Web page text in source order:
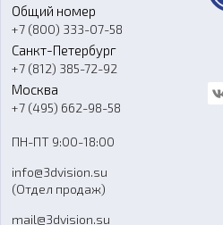
Программное обеспечение
Ремонт и услуги
О компании
Контакты
Гос. закупки
Стать дилером
Блог
FAQ
Общий номер
+7 (800) 333-07-58
Санкт-Петербург
+7 (812) 385-72-92
Москва
+7 (495) 662-98-58
ПН-ПТ 9:00-18:00
info@3dvision.su
(Отдел продаж)
mail@3dvision.su